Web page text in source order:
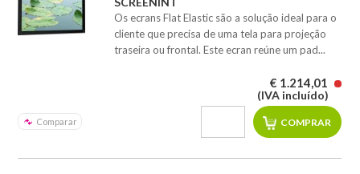
Os ecrans Flat Elastic são a solução ideal para o
cliente que precisa de uma tela para projeção
traseira ou frontal. Este ecran reúne um pad...
Comparar
€ 1.214,01
(IVA incluído)